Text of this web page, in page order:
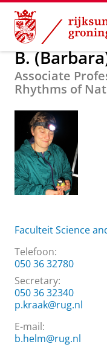
Skip
Content
Skip
Navigation
Over ons
B.
Associate
Rhythms of
Faculteit Science
Telefoon:
050 36 32780
Secretary:
050 36 32340
p.kraak@rug.nl
E-mail:
b.helm@rug.nl